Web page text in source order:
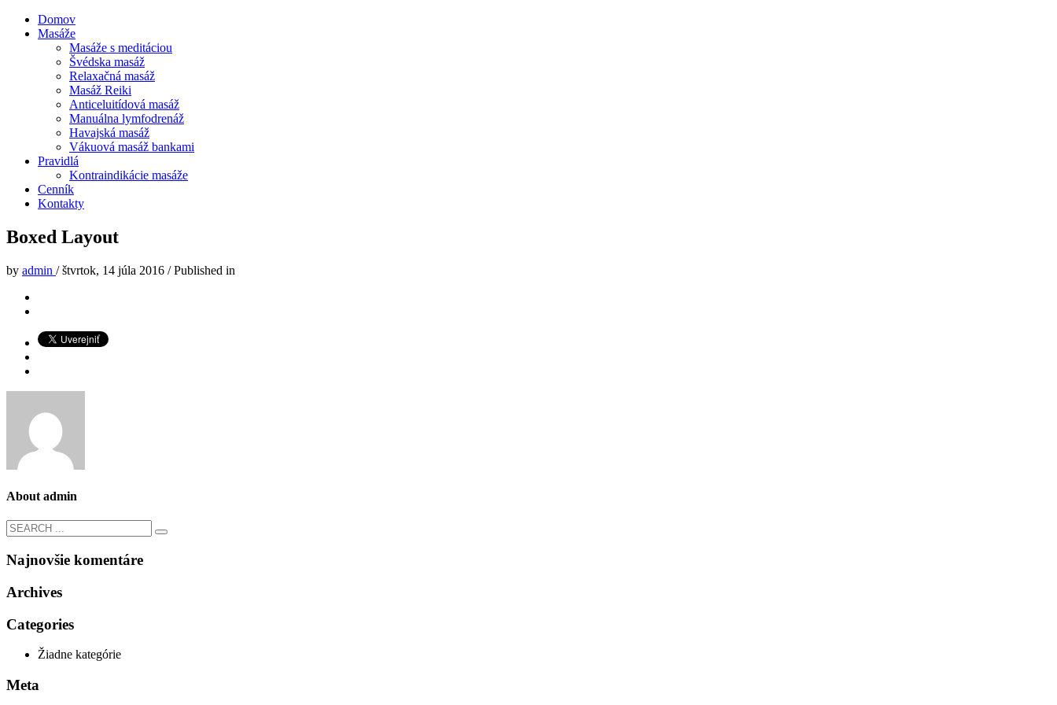
Domov
Masáže
Masáže s meditáciou
Švédska masáž
Relaxačná masáž
Masáž Reiki
Anticeluitídová masáž
Manuálna lymfodrenáž
Havajská masáž
Vákuová masáž bankami
Pravidlá
Kontraindikácie masáže
Cenník
Kontakty
Boxed Layout
by admin /štvrtok, 14 júla 2016 /Published in
About admin
Najnovšie komentáre
Archives
Categories
Žiadne kategórie
Meta